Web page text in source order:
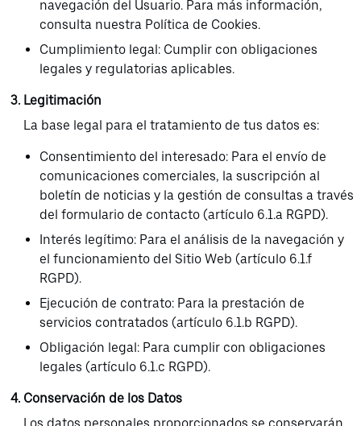
navegación del Usuario. Para más información,
consulta nuestra Política de Cookies.
Cumplimiento legal: Cumplir con obligaciones
legales y regulatorias aplicables.
Legitimación
La base legal para el tratamiento de tus datos es:
Consentimiento del interesado: Para el envío de
comunicaciones comerciales, la suscripción al
boletín de noticias y la gestión de consultas a través
del formulario de contacto (artículo 6.1.a RGPD).
Interés legítimo: Para el análisis de la navegación y
el funcionamiento del Sitio Web (artículo 6.1.f
RGPD).
Ejecución de contrato: Para la prestación de
servicios contratados (artículo 6.1.b RGPD).
Obligación legal: Para cumplir con obligaciones
legales (artículo 6.1.c RGPD).
Conservación de los Datos
Los datos personales proporcionados se conservarán